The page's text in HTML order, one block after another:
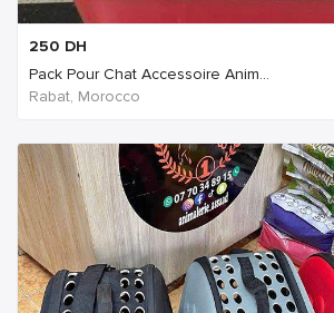
250 DH
Pack Pour Chat Accessoire Anim...
Rabat, Morocco